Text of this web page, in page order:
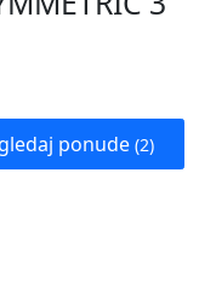
ponude (2)